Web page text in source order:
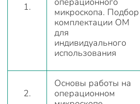
1.
микроскопа. Подбор
комплектации ОМ
для
индивидуального
использования
2.
Основы работы на
операционном